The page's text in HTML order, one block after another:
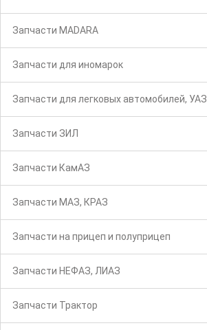
Запчасти MADARA
Запчасти для иномарок
Запчасти для легковых автомобилей, УАЗ
Запчасти ЗИЛ
Запчасти КамАЗ
Запчасти МАЗ, КРАЗ
Запчасти на прицеп и полуприцеп
Запчасти НЕФАЗ, ЛИАЗ
Запчасти Трактор